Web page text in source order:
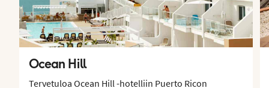
Ocean Hill
Tervetuloa Ocean Hill -hotelliin Puerto Ricon